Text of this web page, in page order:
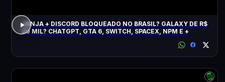
JANJA + DISCORD BLOQUEADO NO BRASIL? GALAXY DE R$
20 MIL? CHATGPT, GTA 6, SWITCH, SPACEX, NPM E +